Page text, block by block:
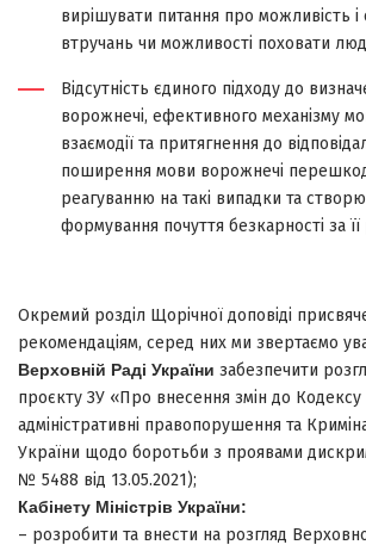
вирішувати питання про можливість
втручань чи можливості поховати
Відсутність єдиного підходу до
ворожнечі, ефективного механізму
взаємодії та притягнення до
поширення мови ворожнечі
реагуванню на такі випадки та
формування почуття безкарності за
Окремий розділ Щорічної доповіді
рекомендаціям, серед них ми звертаємо
Верховній Раді України забезпечити
проєкту ЗУ «Про внесення змін до Кодексу
адміністративні правопорушення та
України щодо боротьби з проявами
№ 5488 від 13.05.2021);
Кабінету Міністрів України:
– розробити та внести на розгляд